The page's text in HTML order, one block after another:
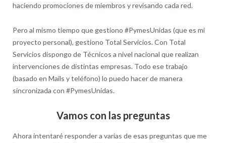
haciendo promociones de miembros y revisando cada red.
Pero al mismo tiempo que gestiono #PymesUnidas (que es mi
proyecto personal), gestiono Total Servicios. Con Total
Servicios dispongo de Técnicos a nivel nacional que realizan
intervenciones de distintas empresas. Todo ese trabajo
(basado en Mails y teléfono) lo puedo hacer de manera
sincronizada con #PymesUnidas.
Vamos con las preguntas
Ahora intentaré responder a varias de esas preguntas que me